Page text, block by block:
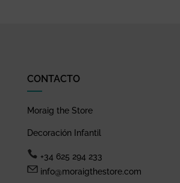
CONTACTO
Moraig the Store
Decoración Infantil
+34 625 294 233
info@moraigthestore.com